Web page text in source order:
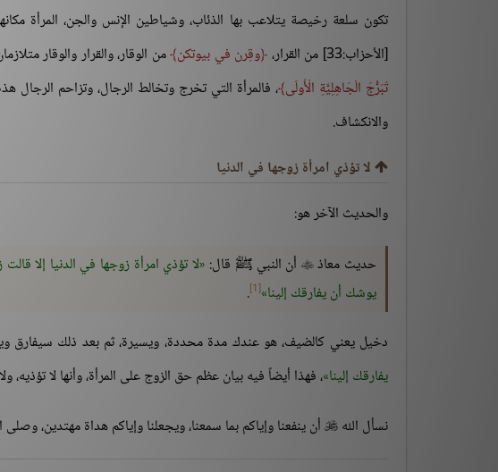
تكون سلعة رخيصة يتلاعب بها الذئاب، وشياطين الإنس والجن، المرأة
[الأحزاب:33] من القرار،
وقِرن في بيوتكن من الوقار، والقرار والوقار
تَبَرُّجَ الْجَاهِلِيَّةِ الْأُولَى ، فالمرأة التي تخرج وتخالط الرجال، وتزاحم الرجال
والانكشاف.
لا تؤذي امرأة زوجها في الدنيا
والحديث الآخر هو:
حديث معاذ أن النبي ﷺ قال: لا تؤذي امرأة زوجها في الدنيا إلا
يوشك أن يفارقك إلينا [1]
.
دخيل يعني كالضيف، هو عندك مدة محددة، ويسيرة، ثم بعد ذلك سيفارق
يفارقك إلينا ، فهذا أيضاً فيه بيان عظم حق الزوج على المرأة، وأنها لا
نسأل الله  أن ينفعنا وإياكم بما سمعنا، ويجعلنا وإياكم هداة مهتدين،